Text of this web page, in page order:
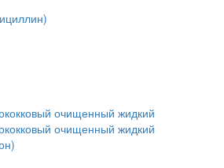
очищенный жидкий
очищенный жидкий